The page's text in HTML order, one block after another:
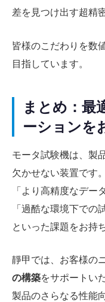
差を見つけ出す超精
皆様のこだわりを数
目指しています。
まとめ：最
ーションを
モータ試験機は、製
欠かせない装置です。
「より高精度なデー
「過酷な環境下での
といった課題をお持
靜甲では、お客様の
の構築をサポートい
製品のさらなる性能